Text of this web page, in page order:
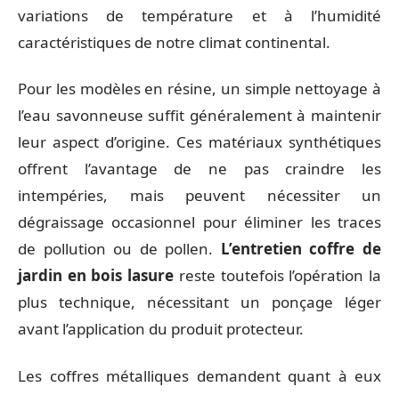
variations de température et à l’humidité
caractéristiques de notre climat continental.
Pour les modèles en résine, un simple nettoyage à
l’eau savonneuse suffit généralement à maintenir
leur aspect d’origine. Ces matériaux synthétiques
offrent l’avantage de ne pas craindre les
intempéries, mais peuvent nécessiter un
dégraissage occasionnel pour éliminer les traces
de pollution ou de pollen. L’entretien coffre de
jardin en bois lasure reste toutefois l’opération la
plus technique, nécessitant un ponçage léger
avant l’application du produit protecteur.
Les coffres métalliques demandent quant à eux